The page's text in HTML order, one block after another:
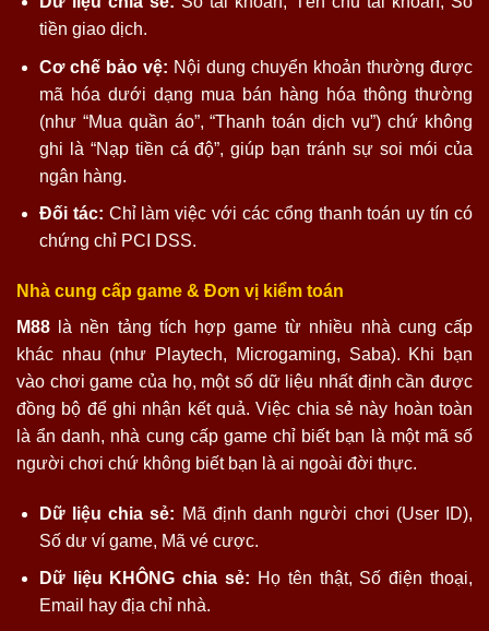
tiền giao dịch.
Cơ chế bảo vệ: Nội dung chuyển khoản thường được
mã hóa dưới dạng mua bán hàng hóa thông thường
(như “Mua quần áo”, “Thanh toán dịch vụ”) chứ không
ghi là “Nạp tiền cá độ”, giúp bạn tránh sự soi mói của
ngân hàng.
Đối tác: Chỉ làm việc với các cổng thanh toán uy tín có
chứng chỉ PCI DSS.
Nhà cung cấp game & Đơn vị kiểm toán
M88 là nền tảng tích hợp game từ nhiều nhà cung cấp
khác nhau (như Playtech, Microgaming, Saba). Khi bạn
vào chơi game của họ, một số dữ liệu nhất định cần được
đồng bộ để ghi nhận kết quả. Việc chia sẻ này hoàn toàn
là ẩn danh, nhà cung cấp game chỉ biết bạn là một mã số
người chơi chứ không biết bạn là ai ngoài đời thực.
Dữ liệu chia sẻ: Mã định danh người chơi (User ID),
Số dư ví game, Mã vé cược.
Dữ liệu KHÔNG chia sẻ: Họ tên thật, Số điện thoại,
Email hay địa chỉ nhà.